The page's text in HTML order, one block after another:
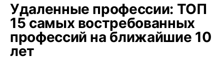
Удаленные профессии: ТОП
15 самых востребованных
профессий на ближайшие 10
лет